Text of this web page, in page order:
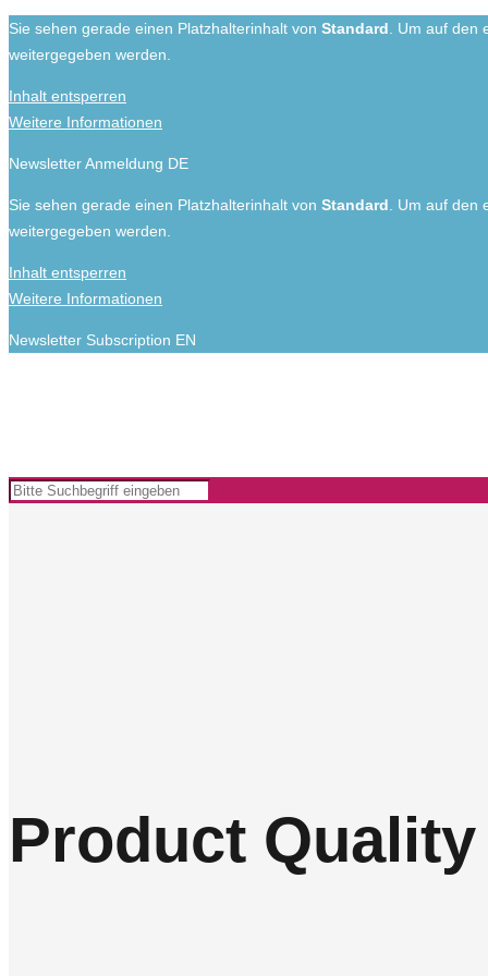
Sie sehen gerade einen Platzhalterinhalt von Standard . Um auf
weitergegeben werden.
Inhalt entsperren
Weitere Informationen
Newsletter Anmeldung DE
Sie sehen gerade einen Platzhalterinhalt von Standard . Um auf
weitergegeben werden.
Inhalt entsperren
Weitere Informationen
Newsletter Subscription EN
Product Quality